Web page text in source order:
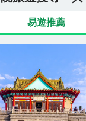
易遊推薦